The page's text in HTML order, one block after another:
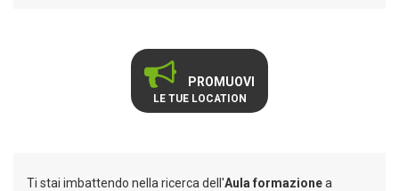
PROMUOVI
LE TUE LOCATION
Ti stai imbattendo nella ricerca dell'Aula formazionea